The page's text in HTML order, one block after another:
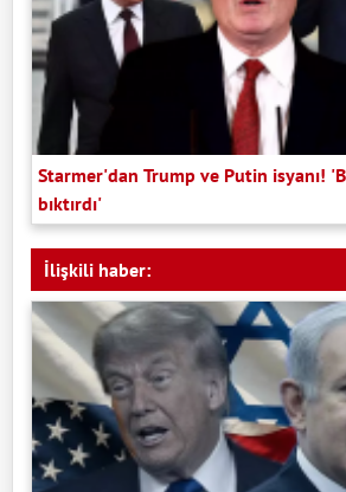
Starmer'dan Trump ve Putin isyanı!
bıktırdı'
İlişkili haber: